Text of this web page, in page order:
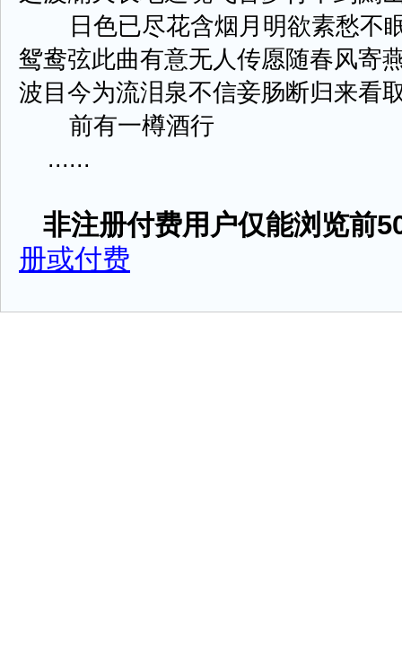
日色已尽花含烟月明欲素愁不
鸳鸯弦此曲有意无人传愿随春风寄
波目今为流泪泉不信妾肠断归来看
前有一樽酒行
......
非注册付费用户仅能浏览前
册或付费